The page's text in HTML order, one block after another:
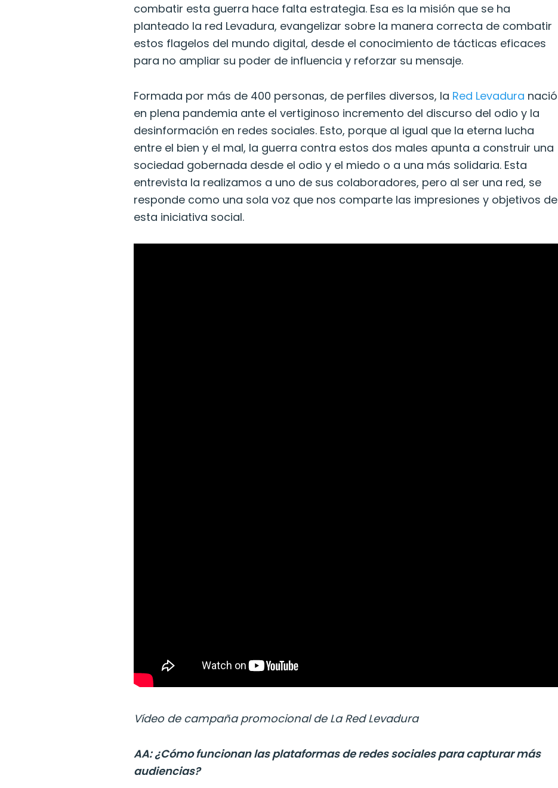
combatir esta guerra hace falta estrategia. Esa es la misión que se ha
planteado la red Levadura, evangelizar sobre la manera correcta de combatir
estos flagelos del mundo digital, desde el conocimiento de tácticas eficaces
para no ampliar su poder de influencia y reforzar su mensaje.
Formada por más de 400 personas, de perfiles diversos, la Red Levadura nació
en plena pandemia ante el vertiginoso incremento del discurso del odio y la
desinformación en redes sociales. Esto, porque al igual que la eterna lucha
entre el bien y el mal, la guerra contra estos dos males apunta a construir una
sociedad gobernada desde el odio y el miedo o a una más solidaria. Esta
entrevista la realizamos a uno de sus colaboradores, pero al ser una red, se
responde como una sola voz que nos comparte las impresiones y objetivos de
esta iniciativa social.
Vídeo de campaña promocional de La Red Levadura
AA: ¿Cómo funcionan las plataformas de redes sociales para capturar más
audiencias?